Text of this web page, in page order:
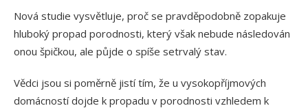
Nová studie vysvětluje, proč se pravděpodobně zopakuje
hluboký propad porodnosti, který však nebude následován
onou špičkou, ale půjde o spíše setrvalý stav.
Vědci jsou si poměrně jistí tím, že u vysokopříjmových
domácností dojde k propadu v porodnosti vzhledem k